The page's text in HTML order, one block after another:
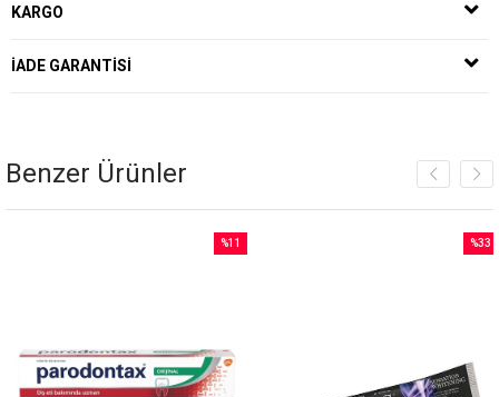
KARGO
İADE GARANTISI
Benzer Ürünler
%11
%33